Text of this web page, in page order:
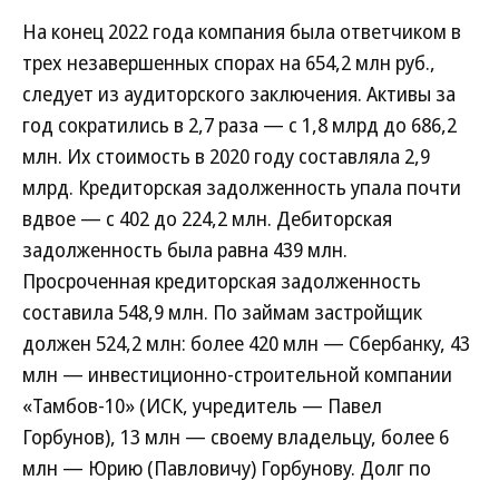
На конец 2022 года компания была ответчиком в
трех незавершенных спорах на 654,2 млн руб.,
следует из аудиторского заключения. Активы за
год сократились в 2,7 раза — с 1,8 млрд до 686,2
млн. Их стоимость в 2020 году составляла 2,9
млрд. Кредиторская задолженность упала почти
вдвое — с 402 до 224,2 млн. Дебиторская
задолженность была равна 439 млн.
Просроченная кредиторская задолженность
составила 548,9 млн. По займам застройщик
должен 524,2 млн: более 420 млн — Сбербанку, 43
млн — инвестиционно-строительной компании
«Тамбов-10» (ИСК, учредитель — Павел
Горбунов), 13 млн — своему владельцу, более 6
млн — Юрию (Павловичу) Горбунову. Долг по